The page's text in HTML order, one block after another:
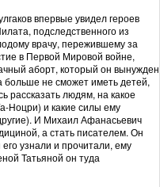
впервые увидел героев
подследственного из
врачу, пережившему за
в Первой Мировой войне,
аборт, который он вынужден
больше не сможет иметь детей,
рассказать людям, на какое
Ноцри) и какие силы ему
И Михаил Афанасьевич
а стать писателем. Он
узнали и прочитали, ему
Татьяной он туда